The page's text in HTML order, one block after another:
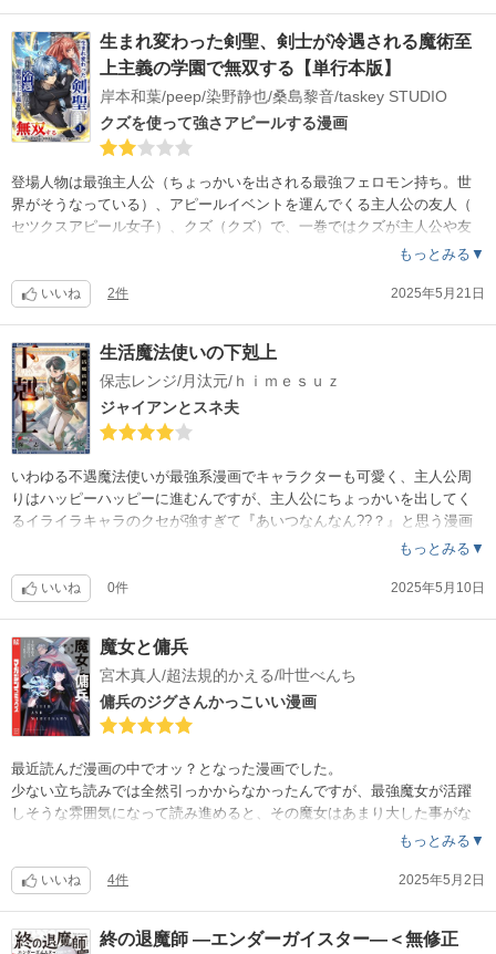
生まれ変わった剣聖、剣士が冷遇される魔術至
上主義の学園で無双する【単行本版】
岸本和葉/peep/染野静也/桑島黎音/taskey STUDIO
クズを使って強さアピールする漫画
登場人物は最強主人公（ちょっかいを出される最強フェロモン持ち。世
界がそうなっている）、アピールイベントを運んでくる主人公の友人（
セツクスアピール女子）、クズ（クズ）で、一巻ではクズが主人公や友
人に絡んでギャフンしていました。多分今後もその流れかと。
になりました。上記の様な異常な世界観に違和感を感じない人は楽しめ
もっとみる▼
いいね 2件 2025年5月21日
生活魔法使いの下剋上
保志レンジ/月汰元/ｈｉｍｅｓｕｚ
ジャイアンとスネ夫
いわゆる不遇魔法使いが最強系漫画でキャラクターも可愛く、主人公周
りはハッピーハッピーに進むんですが、主人公にちょっかいを出してく
るイライラキャラのクセが強すぎて『あいつなんなん??？』と思う漫画
の評価になりました。一刻も早く消え去って貰いたいのですが、減った
です。
もっとみる▼
いいね 0件 2025年5月10日
魔女と傭兵
宮木真人/超法規的かえる/叶世べんち
傭兵のジグさんかっこいい漫画
最近読んだ漫画の中でオッ？となった漫画でした。
少ない立ち読みでは全然引っかからなかったんですが、最強魔女が活躍
しそうな雰囲気になって読み進めると、その魔女はあまり大した事がな
く（大した事はあるが中の上くらい）、付き添いの地味な傭兵が大した
魔女の方は世間知らずで短気でアホで評価はだだ下がりなんですが、た
もっとみる▼
いいね 4件 2025年5月2日
終の退魔師 ―エンダーガイスター―＜無修正